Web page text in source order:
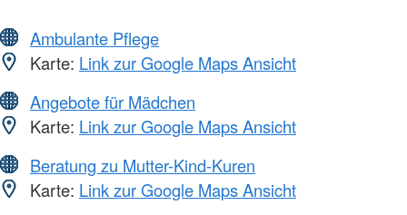
Ambulante Pflege
Karte: Link zur Google Maps Ansicht
Angebote für Mädchen
Karte: Link zur Google Maps Ansicht
Beratung zu Mutter-Kind-Kuren
Karte: Link zur Google Maps Ansicht